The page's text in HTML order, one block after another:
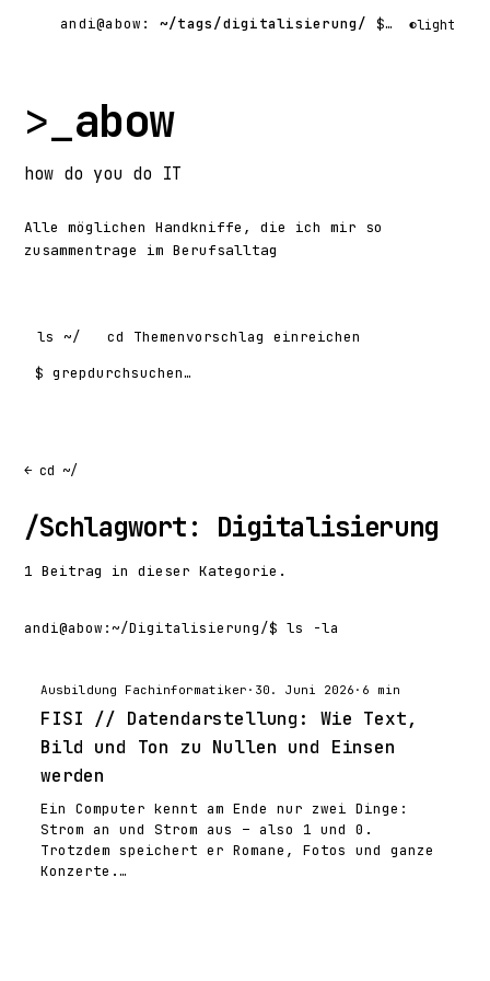
andi@abow: ~/tags/digitalisierung/ $ grep -rl ◐light
>_abow
how do you do IT
Alle möglichen Handkniffe, die ich mir so
zusammentrage im Berufsalltag
ls ~/ cd
Themenvorschlag einreichen
$ grep
Suchen nach:
← cd ~/
/Schlagwort: Digitalisierung
1 Beitrag in dieser Kategorie.
andi@abow :~/Digitalisierung/$ ls -la
Ausbildung Fachinformatiker · 30. Juni 2026 · 6 min
FISI // Datendarstellung: Wie Text,
Bild und Ton zu Nullen und Einsen
werden
Ein Computer kennt am Ende nur zwei Dinge:
Strom an und Strom aus – also 1 und 0.
Trotzdem speichert er Romane, Fotos und ganze
Konzerte.…